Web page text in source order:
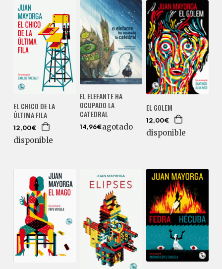
EL CHICO DE LA
ÚLTIMA FILA
12,00€
disponible
EL ELEFANTE HA
OCUPADO LA
CATEDRAL
14,96€agotado
EL GOLEM
12,00€
disponible